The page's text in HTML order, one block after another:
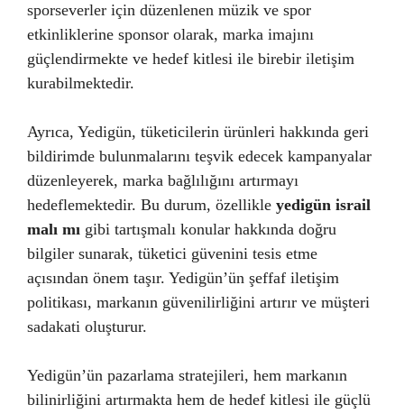
sporseverler için düzenlenen müzik ve spor
etkinliklerine sponsor olarak, marka imajını
güçlendirmekte ve hedef kitlesi ile birebir iletişim
kurabilmektedir.
Ayrıca, Yedigün, tüketicilerin ürünleri hakkında geri
bildirimde bulunmalarını teşvik edecek kampanyalar
düzenleyerek, marka bağlılığını artırmayı
hedeflemektedir. Bu durum, özellikle yedigün israil
malı mı gibi tartışmalı konular hakkında doğru
bilgiler sunarak, tüketici güvenini tesis etme
açısından önem taşır. Yedigün’ün şeffaf iletişim
politikası, markanın güvenilirliğini artırır ve müşteri
sadakati oluşturur.
Yedigün’ün pazarlama stratejileri, hem markanın
bilinirliğini artırmakta hem de hedef kitlesi ile güçlü